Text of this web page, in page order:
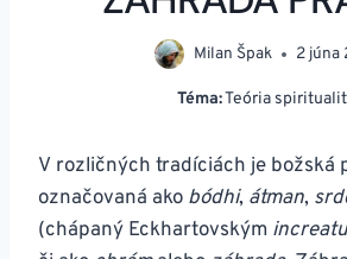
Milan Špak 2 júna
Téma:Teória
V rozličných tradíciách je božská
označovaná ako bódhi, átman,
(chápaný Eckhartovským